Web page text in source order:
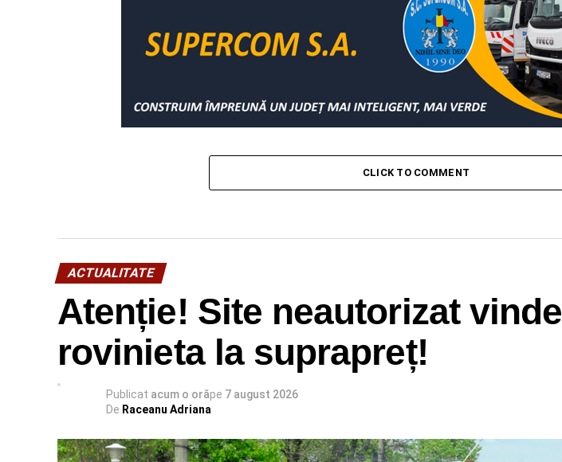
CLICK TO COMMENT
ACTUALITATE
Atenție! Site neautorizat vinde
rovinieta la suprapreț!
Publicat acum o orăpe 7 august 2026
De Raceanu Adriana